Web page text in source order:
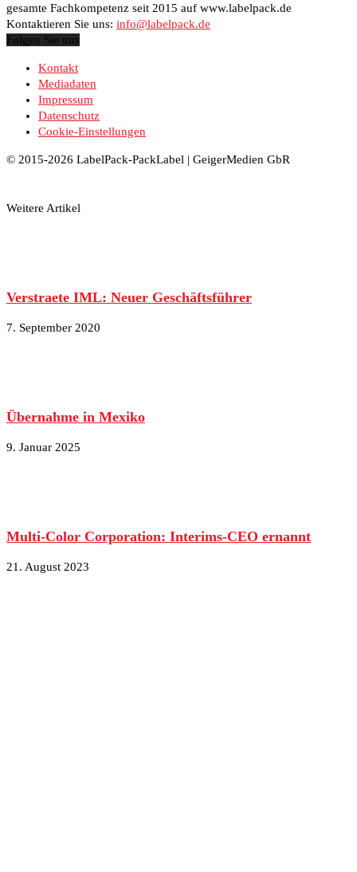
gesamte Fachkompetenz seit 2015 auf www.labelpack.de
Kontaktieren Sie uns: info@labelpack.de
Folgen Sie uns
Kontakt
Mediadaten
Impressum
Datenschutz
Cookie-Einstellungen
© 2015-2026 LabelPack-PackLabel | GeigerMedien GbR
Weitere Artikel
Verstraete IML: Neuer Geschäftsführer
7. September 2020
Übernahme in Mexiko
9. Januar 2025
Multi-Color Corporation: Interims-CEO ernannt
21. August 2023